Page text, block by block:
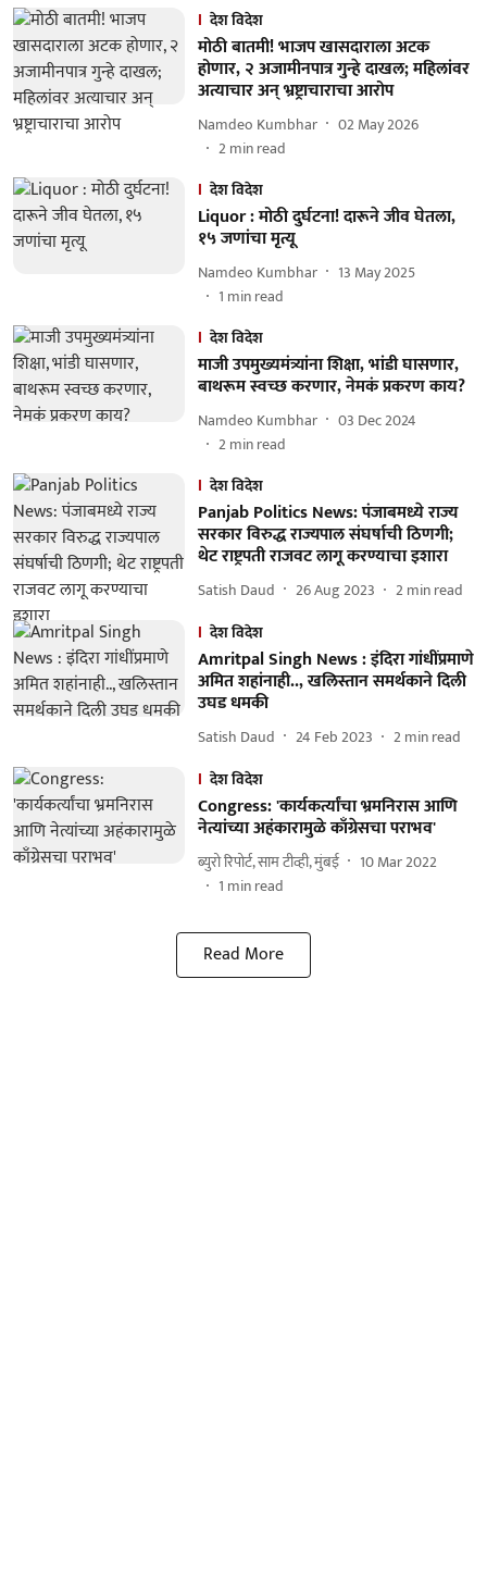
देश विदेश
मोठी बातमी! भाजप खासदाराला अटक
होणार, २ अजामीनपात्र गुन्हे दाखल; महिलांवर
अत्याचार अन् भ्रष्ट्राचाराचा आरोप
Namdeo Kumbhar
02 May 2026
2min read
देश विदेश
Liquor : मोठी दुर्घटना! दारूने जीव घेतला,
१५ जणांचा मृत्यू
Namdeo Kumbhar
13 May 2025
1 min read
देश विदेश
माजी उपमुख्यमंत्र्यांना शिक्षा, भांडी घासणार,
बाथरूम स्वच्छ करणार, नेमकं प्रकरण काय?
Namdeo Kumbhar
03 Dec 2024
2min read
देश विदेश
Panjab Politics News: पंजाबमध्ये राज्य
सरकार विरुद्ध राज्यपाल संघर्षाची ठिणगी;
थेट राष्ट्रपती राजवट लागू करण्याचा इशारा
Satish Daud 26 Aug 2023 2min read
देश विदेश
Amritpal Singh News : इंदिरा गांधींप्रमाणे
अमित शहांनाही.., खलिस्तान समर्थकाने दिली
उघड धमकी
Satish Daud 24 Feb 2023 2min read
देश विदेश
Congress: 'कार्यकर्त्यांचा भ्रमनिरास आणि
नेत्यांच्या अहंकारामुळे काँग्रेसचा पराभव'
ब्युरो रिपोर्ट, साम टीव्ही, मुंबई
10 Mar 2022
1 min read
Read More